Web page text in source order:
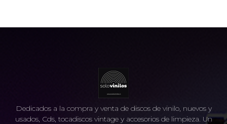
Dedicados a la compra y venta de discos de vinilo, nuevos y
usados, Cds, tocadiscos vintage y accesorios de limpieza. Un